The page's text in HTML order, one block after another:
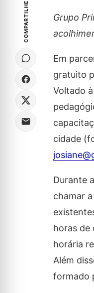
COMPARTILHE Grupo
Em
gratuito
Voltado
cidade
Durante
chamar
horas de
horária
Além
formado